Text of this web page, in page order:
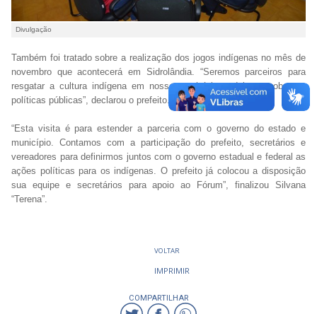
Divulgação
Também foi tratado sobre a realização dos jogos indígenas no mês de
novembro que acontecerá em Sidrolândia. “Seremos parceiros para
resgatar a cultura indígena em nosso município e debater sobre as
políticas públicas”, declarou o prefeito.
“Esta visita é para estender a parceria com o governo do estado e
município. Contamos com a participação do prefeito, secretários e
vereadores para definirmos juntos com o governo estadual e federal as
ações políticas para os indígenas. O prefeito já colocou a disposição
sua equipe e secretários para apoio ao Fórum”, finalizou Silvana
“Terena”.
VOLTAR
IMPRIMIR
COMPARTILHAR